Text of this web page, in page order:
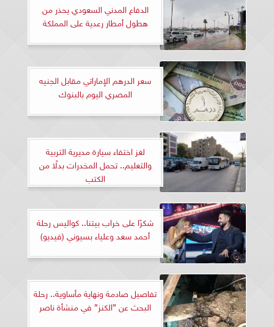
الدفاع المدني السعودي يحذر من
هطول أمطار رعدية على المملكة
سعر الدرهم الإماراتي مقابل الجنيه
المصري اليوم بالبنوك
لغز اختفاء سيارة مديرية التربية
والتعليم.. تحمل المخدرات بدلًا من
الكتب
شكرًا على خراب بيتنا.. كواليس رحلة
أحمد سعد وعلياء بسيوني (فيديو)
تفاصيل صادمة ونهاية مأساوية.. رحلة
البحث عن ”الكنز” في منشأة ناصر